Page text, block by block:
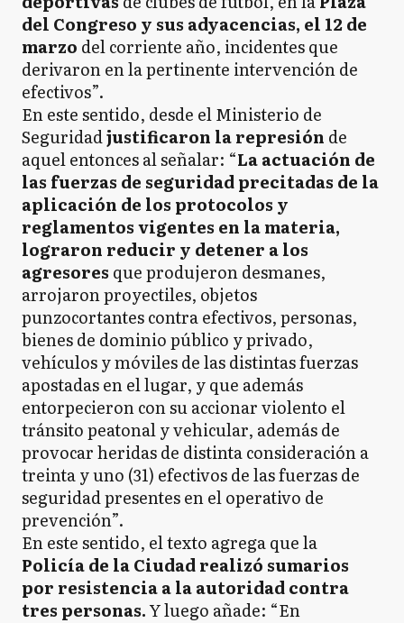
del Congreso y sus adyacencias, el 12 de
marzo del corriente año, incidentes que
derivaron en la pertinente intervención de
efectivos”.
En este sentido, desde el Ministerio de
Seguridadjustificaron la represión de
aquel entonces al señalar: “La actuación de
las fuerzas de seguridad precitadas de la
aplicación de los protocolos y
reglamentos vigentes en la materia,
lograron reducir y detener a los
agresores que produjeron desmanes,
arrojaron proyectiles, objetos
punzocortantes contra efectivos, personas,
bienes de dominio público y privado,
vehículos y móviles de las distintas fuerzas
apostadas en el lugar, y que además
entorpecieron con su accionar violento el
tránsito peatonal y vehicular, además de
provocar heridas de distinta consideración a
treinta y uno (31) efectivos de las fuerzas de
seguridad presentes en el operativo de
prevención”.
En este sentido, el texto agrega que la
Policía de la Ciudad realizó sumarios
por resistencia a la autoridad contra
tres personas.Y luego añade: “En